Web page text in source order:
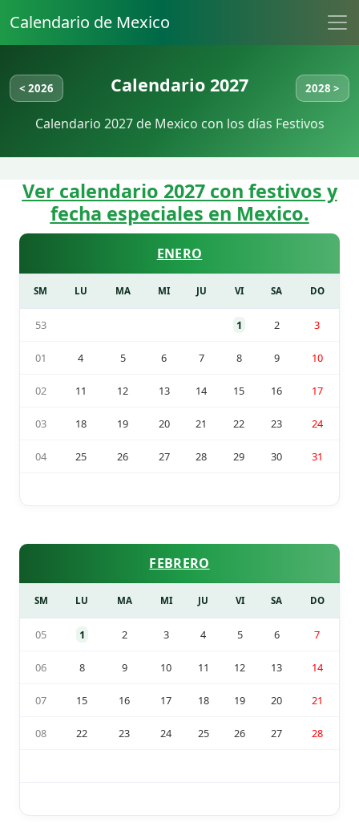
Calendario de Mexico
< 2026 Calendario 2027 2028 >
Calendario 2027 de Mexico con los días Festivos
Ver calendario 2027 con festivos y
fecha especiales en Mexico.
ENERO
SM LU MA MI JU VI SA DO
53 1 2 3
01 4 5 6 7 8 9 10
02 11 12 13 14 15 16 17
03 18 19 20 21 22 23 24
04 25 26 27 28 29 30 31
FEBRERO
SM LU MA MI JU VI SA DO
05 1 2 3 4 5 6 7
06 8 9 10 11 12 13 14
07 15 16 17 18 19 20 21
08 22 23 24 25 26 27 28